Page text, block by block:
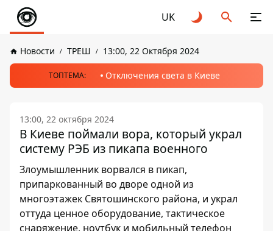
UK
Новости ТРЕШ 13:00, 22 Октября 2024
ТОПТЕМА: Отключения света в Киеве
13:00, 22 октября 2024
В Киеве поймали вора, который украл
систему РЭБ из пикапа военного
Злоумышленник ворвался в пикап,
припаркованный во дворе одной из
многоэтажек Святошинского района, и украл
оттуда ценное оборудование, тактическое
снаряжение, ноутбук и мобильный телефон